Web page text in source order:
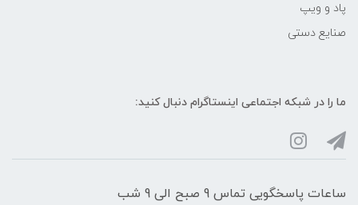
پاد و ویپ
صنایع دستی
ما را در شبکه‌ اجتماعی اینستاگرام دنبال کنید:
ساعات پاسخگویی تماس 9 صبح الی 9 شب